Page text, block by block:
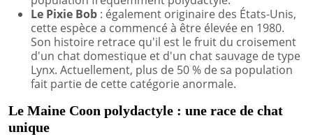
Le Pixie Bob : également originaire des États-Unis,
cette espèce a commencé à être élevée en 1980.
Son histoire retrace qu'il est le fruit du croisement
d'un chat domestique et d'un chat sauvage de type
Lynx. Actuellement, plus de 50 % de sa population
fait partie de cette catégorie anormale.
Le Maine Coon polydactyle : une race de chat
unique